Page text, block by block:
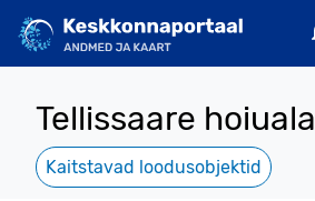
Tellissaare hoiuala
Kaitstavad loodusobjektid